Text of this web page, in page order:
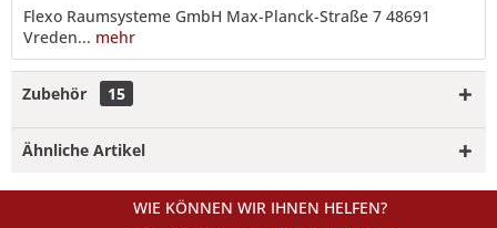
Flexo Raumsysteme GmbH Max-Planck-Straße 7 48691
Vreden... mehr
Zubehör 15
Ähnliche Artikel
WIE KÖNNEN WIR IHNEN HELFEN?